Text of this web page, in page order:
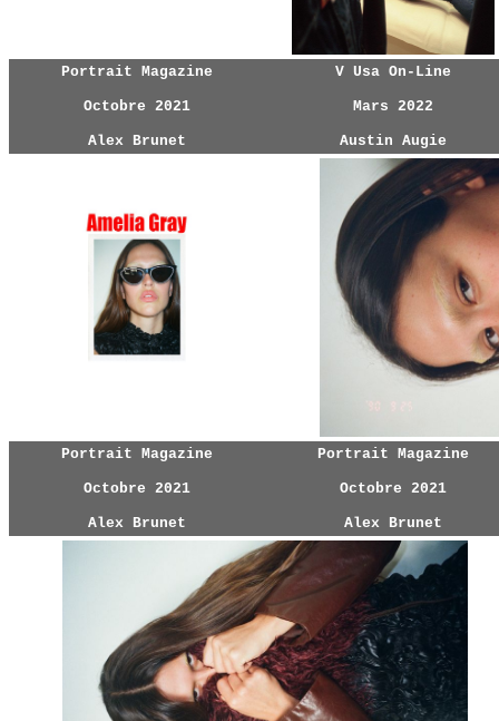
Portrait Magazine
Octobre 2021
Alex Brunet
V Usa On-Line
Mars 2022
Austin Augie
Portrait Magazine
Octobre 2021
Alex Brunet
Portrait Magazine
Octobre 2021
Alex Brunet